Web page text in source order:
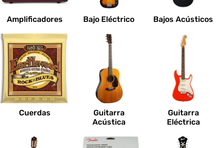
Amplificadores Bajo Eléctrico Bajos Acústicos
Cuerdas
Guitarra
Acústica
Guitarra
Eléctrica